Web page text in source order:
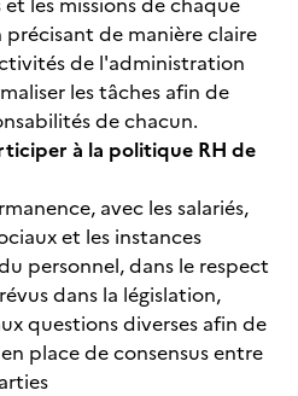
de manière claire
de l'administration
les tâches afin de
de chacun.
à la politique RH de
avec les salariés,
et les instances
personnel, dans le respect
dans la législation,
questions diverses afin de
place de consensus entre